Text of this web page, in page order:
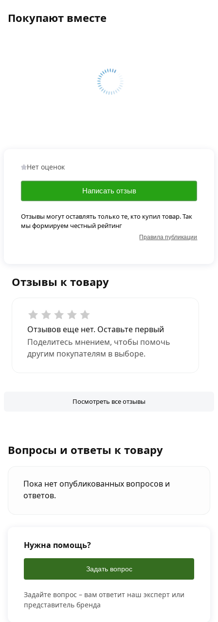
Покупают вместе
Отзывы к товару
Отзывов еще нет. Оставьте первый
Поделитесь мнением, чтобы помочь
другим покупателям в выборе.
Посмотреть все отзывы
Нет оценок
Написать отзыв
Отзывы могут оставлять только те, кто купил товар. Так
мы формируем честный рейтинг
Правила публикации
Вопросы и ответы к товару
Пока нет опубликованных вопросов и
ответов.
Нужна помощь?
Задать вопрос
Задайте вопрос – вам ответит наш эксперт или
представитель бренда